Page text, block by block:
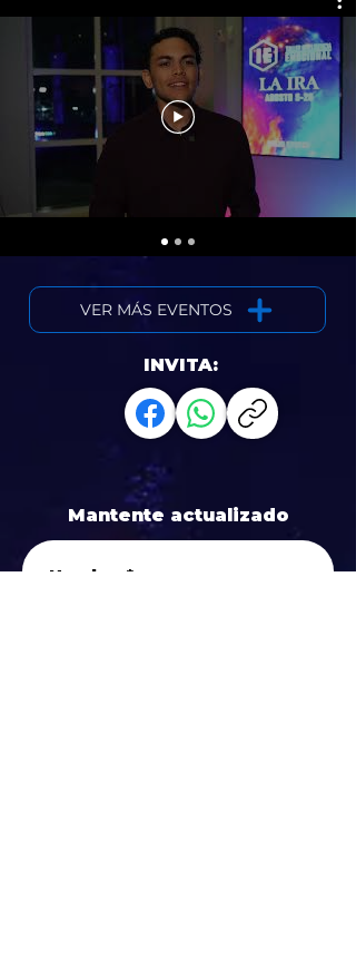
VER MÁS EVENTOS
INVITA:
Mantente actualizado
Nombre *